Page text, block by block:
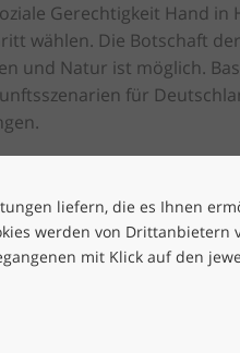
liefern, die es Ihnen
werden von Drittanbietern
mit Klick auf den
Gerechtigkeit Hand in
wählen. Die Botschaft
und Natur ist möglich.
für